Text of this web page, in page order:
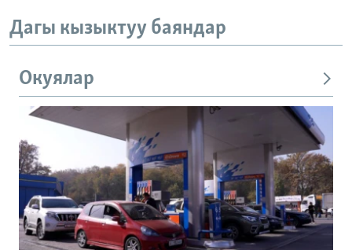
Дагы кызыктуу баяндар
Окуялар